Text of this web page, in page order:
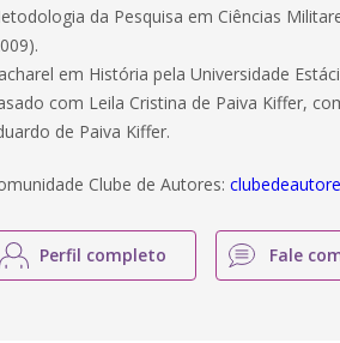
da Pesquisa em Ciências
em História pela Universidade
com Leila Cristina de Paiva Kiffer,
de Paiva Kiffer.
Clube de Autores:
Perfil completo Fale